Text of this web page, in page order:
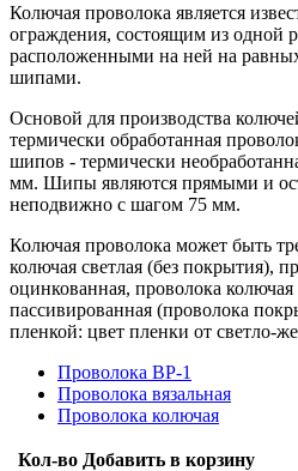
Колючая проволока является
ограждения, состоящим из одной
расположенными на ней на
шипами.
Основой для производства
термически обработанная
шипов - термически
мм. Шипы являются прямыми и
неподвижно с шагом 75 мм.
Колючая проволока может быть
колючая светлая (без покрытия),
оцинкованная, проволока
пассивированная (проволока
пленкой: цвет пленки от светло-
Проволока ВР-1
Проволока вязальная
Проволока колючая
Кол-во Добавить в корзину